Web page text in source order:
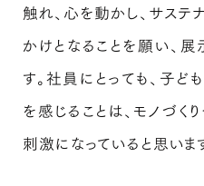
触れ、心を動かし、サステ
かけとなることを願い、
す。社員にとっても、子ど
を感じることは、モノづく
刺激になっていると思いま